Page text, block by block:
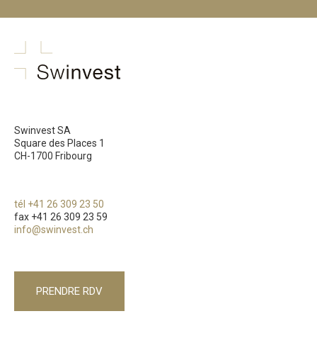
Swinvest SA
Square des Places 1
CH-1700 Fribourg
tél +41 26 309 23 50
fax +41 26 309 23 59
info@swinvest.ch
PRENDRE RDV